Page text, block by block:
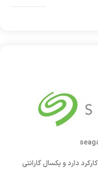
کارکرد دارد و یکسال گارانتی